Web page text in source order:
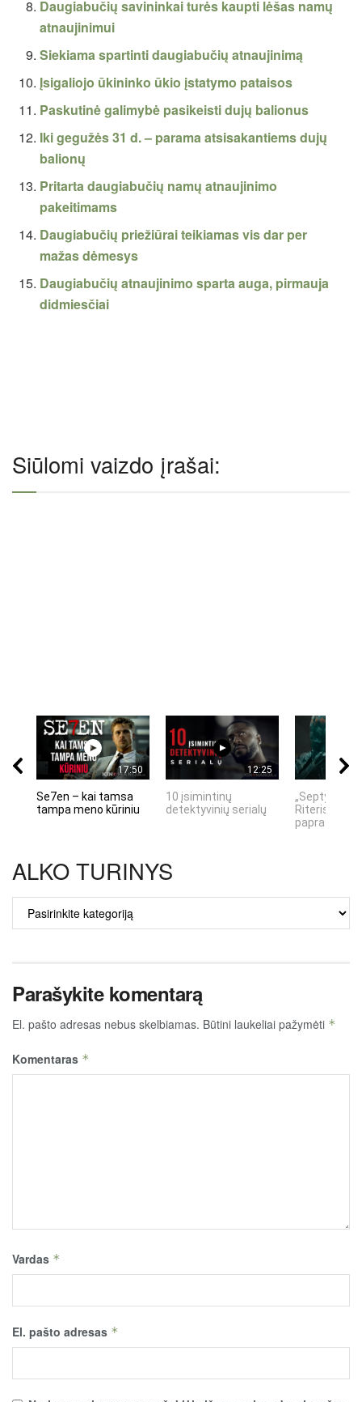
Daugiabučių savininkai turės kaupti lėšas namų
atnaujinimui
Siekiama spartinti daugiabučių atnaujinimą
Įsigaliojo ūkininko ūkio įstatymo pataisos
Paskutinė galimybė pasikeisti dujų balionus
Iki gegužės 31 d. – parama atsisakantiems dujų
balionų
Pritarta daugiabučių namų atnaujinimo
pakeitimams
Daugiabučių priežiūrai teikiamas vis dar per
mažas dėmesys
Daugiabučių atnaujinimo sparta auga, pirmauja
didmiesčiai
Siūlomi vaizdo įrašai:
17:50
Se7en – kai tamsa
tampa meno kūriniu
12:25
10 įsimintinų
detektyvinių serialų
„Septynių
Riteris" – kai
ALKO TURINYS
ALKO
TURINYS
Parašykite komentarą
El. pašto adresas nebus skelbiamas. Būtini laukeliai pažymėti *
Komentaras *
Vardas *
El. pašto adresas *